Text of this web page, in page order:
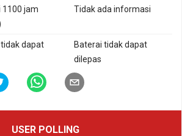
1100 jam
Tidak ada informasi
dapat
Baterai tidak dapat
dilepas
USER POLLING